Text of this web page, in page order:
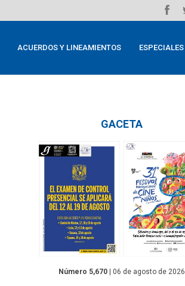
ACUERDOS Y LINEAMIENTOS ESPECIALES
GACETA
Número 5,670 | 06 de agosto de 2026